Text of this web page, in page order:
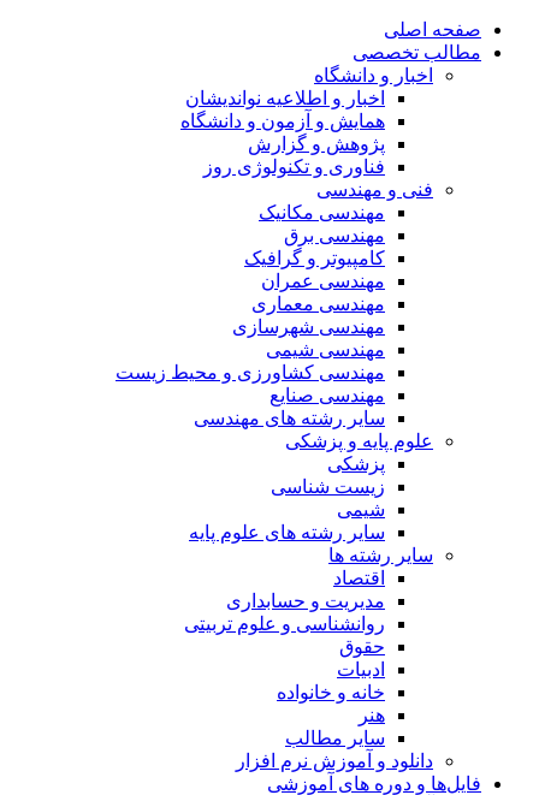
صفحه اصلی
مطالب تخصصی
اخبار و دانشگاه
اخبار و اطلاعیه نواندیشان
همایش و آزمون و دانشگاه
پژوهش و گزارش
فناوری و تکنولوژی روز
فنی و مهندسی
مهندسی مکانیک
مهندسی برق
کامپیوتر و گرافیک
مهندسی عمران
مهندسی معماری
مهندسی شهرسازی
مهندسی شیمی
مهندسی کشاورزی و محیط زیست
مهندسی صنایع
سایر رشته های مهندسی
علوم پایه و پزشکی
پزشکی
زیست شناسی
شیمی
سایر رشته های علوم پایه
سایر رشته ها
اقتصاد
مدیریت و حسابداری
روانشناسی و علوم تربیتی
حقوق
ادبیات
خانه و خانواده
هنر
سایر مطالب
دانلود و آموزش نرم افزار
فایل‌ها و دوره های آموزشی